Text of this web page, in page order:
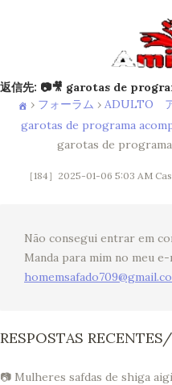
返信先: 📷🎥 garotas de
› フォーラム › ADULTO
garotas de programa
garotas de
［184］2025-01-06 5:03 AM
Não consegui entrar em
Manda para mim no meu e-
RESPOSTAS
📷 Mulheres safdas de shiga